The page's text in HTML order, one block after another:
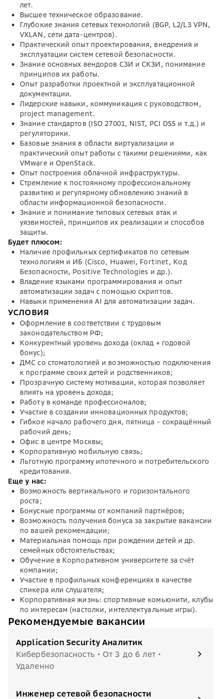
лет.
Высшее техническое образование.
Глубокие знания сетевых технологий (BGP, L2/L3 VPN,
VXLAN, сети дата-центров).
Практический опыт проектирования, внедрения и
эксплуатации систем сетевой безопасности.
Знание основных вендоров СЗИ и СКЗИ, понимание
принципов их работы.
Опыт разработки проектной и эксплуатационной
документации.
Лидерские навыки, коммуникация с руководством,
project management.
Знание стандартов (ISO 27001, NIST, PCI DSS и т.д.) и
регуляторики.
Базовые знания в области виртуализации и
практический опыт работы с такими решениями, как
VMware и OpenStack.
Опыт построения облачной инфраструктуры.
Стремление к постоянному профессиональному
развитию и регулярному обновлению знаний в
области информационной безопасности.
Знание и понимание типовых сетевых атак и
уязвимостей, принципов их реализации и способов
защиты.
Будет плюсом:
Наличие профильных сертификатов по сетевым
технологиям и ИБ (Cisco, Huawei, Fortinet, Код
Безопасности, Positive Technologies и др.).
Владение языками программирования и опыт
автоматизации задач с помощью скриптов.
Навыки применения AI для автоматизации задач.
УСЛОВИЯ
Оформление в соответствии с трудовым
законодательством РФ;
Конкурентный уровень дохода (оклад + годовой
бонус);
ДМС со стоматологией и возможностью подключения
к программе своих детей и родственников;
Прозрачную систему мотивации, которая позволяет
влиять на уровень дохода;
Работу в команде профессионалов;
Участие в создании инновационных продуктов;
Гибкое начало рабочего дня, пятница - сокращённый
рабочий день;
Офис в центре Москвы;
Корпоративную мобильную связь;
Льготную программу ипотечного и потребительского
кредитования.
Еще у нас:
Возможность вертикального и горизонтального
роста;
Бонусные программы от компаний партнёров;
Возможность получения бонуса за закрытие вакансии
по вашей рекомендации;
Материальная помощь при рождении детей и др.
семейных обстоятельствах;
Обучение в Корпоративном университете за счёт
компании;
Участие в профильных конференциях в качестве
спикера или слушателя;
Корпоративная жизнь: спортивные комьюнити, клубы
по интересам (настолки, интеллектуальные игры).
Рекомендуемые вакансии
Application Security Аналитик
Кибербезопасность • От 3 до 6 лет •
Удаленно
Инженер сетевой безопасности